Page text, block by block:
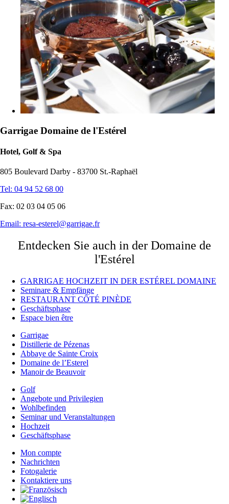
Garrigae Domaine de l'Estérel
Hotel, Golf & Spa
805 Boulevard Darby - 83700 St.-Raphaël
Tel: 04 94 52 68 00
Fax: 02 03 04 05 06
Email: resa-esterel@garrigae.fr
Entdecken Sie auch in der Domaine de
l'Estérel
GARRIGAE HOCHZEIT IN DER ESTÉREL DOMAINE
Seminare & Empfänge
RESTAURANT CÔTÉ PINÈDE
Geschäftsphase
Espace bien être
Garrigae
Distillerie de Pézenas
Abbaye de Sainte Croix
Domaine de l’Esterel
Manoir de Beauvoir
Golf
Angebote und Privilegien
Wohlbefinden
Seminar und Veranstaltungen
Hochzeit
Geschäftsphase
Mon compte
Nachrichten
Fotogalerie
Kontaktiere uns